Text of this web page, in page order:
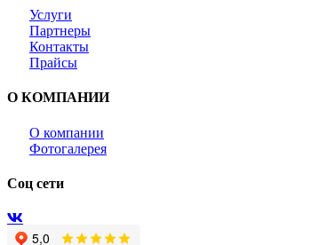
Услуги
Партнеры
Контакты
Прайсы
О КОМПАНИИ
О компании
Фотогалерея
Соц сети